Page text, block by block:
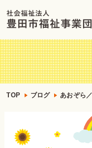
TOP ブログ あおぞら